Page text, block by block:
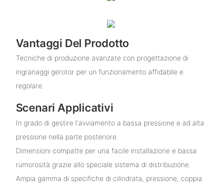
Vantaggi Del Prodotto
Tecniche di produzione avanzate con progettazione di
ingranaggi gerotor per un funzionamento affidabile e
regolare.
Scenari Applicativi
In grado di gestire l'avviamento a bassa pressione e ad alta
pressione nella parte posteriore.
Dimensioni compatte per una facile installazione e bassa
rumorosità grazie allo speciale sistema di distribuzione.
Ampia gamma di specifiche di cilindrata, pressione, coppia